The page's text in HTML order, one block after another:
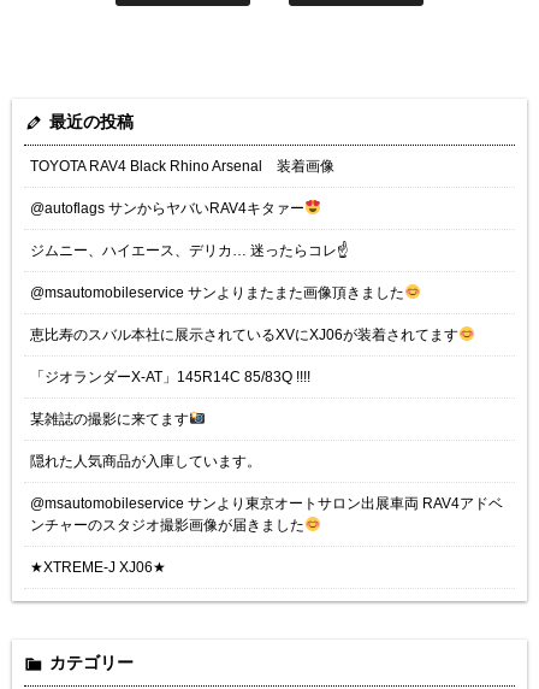
最近の投稿
TOYOTA RAV4 Black Rhino Arsenal 装着画像
@autoflags サンからヤバいRAV4キタァー
ジムニー、ハイエース、デリカ… 迷ったらコレ☝️
@msautomobileservice サンよりまたまた画像頂きました
恵比寿のスバル本社に展示されているXVにXJ06が装着されてます
「ジオランダーX-AT」145R14C 85/83Q !!!!
某雑誌の撮影に来てます
隠れた人気商品が入庫しています。
@msautomobileservice サンより東京オートサロン出展車両 RAV4アドベ
ンチャーのスタジオ撮影画像が届きました
★XTREME-J XJ06★
カテゴリー